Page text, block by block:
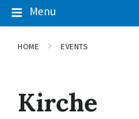
Menu
HOME EVENTS
Kirche